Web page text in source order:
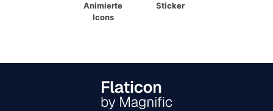
Animierte
Icons
Sticker